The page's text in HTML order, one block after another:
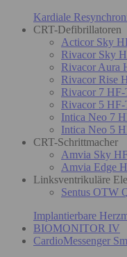
Kardiale
CRT-Defibrillatoren
Acticor Sky
Rivacor Sky
Rivacor Aura
Rivacor Rise
Rivacor 7
Rivacor 5
Intica Neo 7
Intica Neo 5
CRT-Schrittmacher
Amvia Sky
Amvia Edge
Linksventrikuläre
Sentus OTW
Implantierbare
BIOMONITOR IV
CardioMessenger